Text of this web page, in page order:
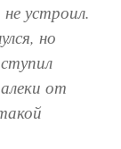
устроил.
но
от